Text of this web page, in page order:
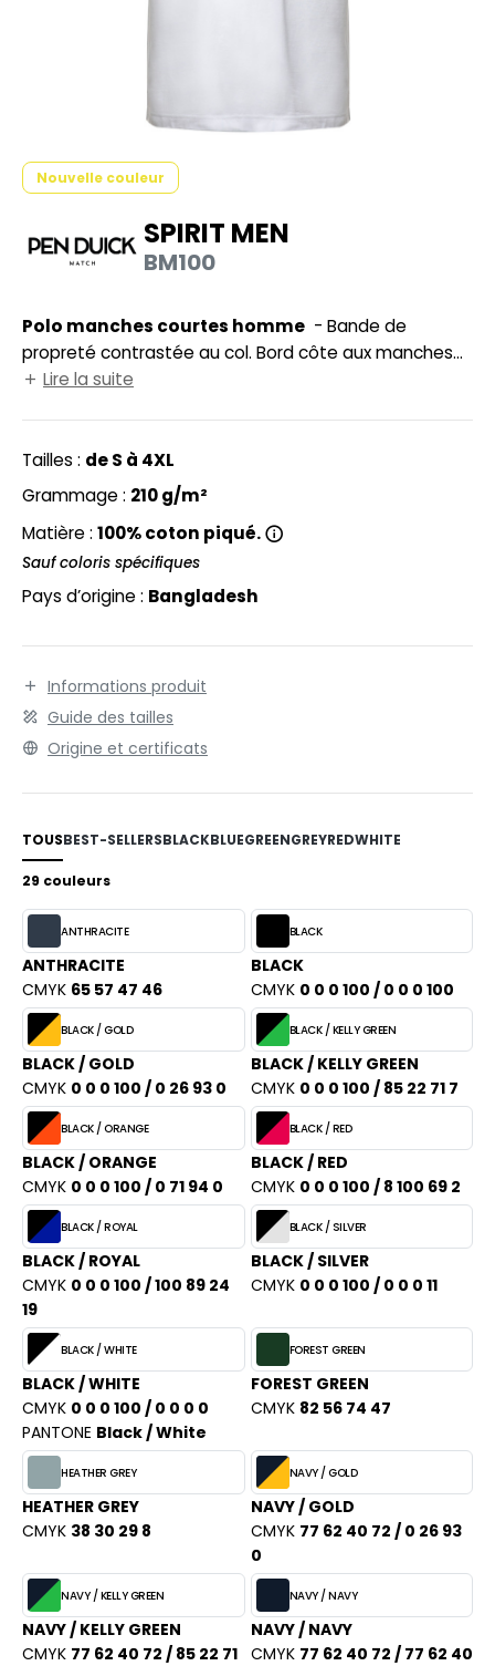
MODULABLES
LABEL / TEAR AWAY
SHIRT
SHIRT
PROFESSIONNELLE
- BLOUSON
Nouvelle couleur
SPIRIT MEN
BM100
Polo manches courtes homme
propreté contrastée au col. Bord côte aux manches
et col. Plaquette 3 boutons de couleurs contrastées.
Lire la suite
Tailles : de S à 4XL
Grammage : 210 g/m²
Matière : 100% coton piqué.
Sauf coloris spécifiques
Pays d’origine : Bangladesh
Informations produit
Guide des tailles
Origine et certificats
TOUSBEST-SELLERSBLACKBLUEGREENGREYREDWHITE
29 couleurs
ANTHRACITE
ANTHRACITE
CMYK 65 57 47 46
BLACK
BLACK
CMYK 0 0 0 100 / 0 0 0 100
BLACK / GOLD
BLACK / GOLD
CMYK 0 0 0 100 / 0 26 93 0
BLACK / KELLY GREEN
BLACK / KELLY GREEN
CMYK 0 0 0 100 / 85 22 71 7
BLACK / ORANGE
BLACK / ORANGE
CMYK 0 0 0 100 / 0 71 94 0
BLACK / RED
BLACK / RED
CMYK 0 0 0 100 / 8 100 69 2
BLACK / ROYAL
BLACK / ROYAL
CMYK 0 0 0 100 / 100 89 24
19
BLACK / SILVER
BLACK / SILVER
CMYK 0 0 0 100 / 0 0 0 11
BLACK / WHITE
BLACK / WHITE
CMYK 0 0 0 100 / 0 0 0 0
PANTONE Black / White
FOREST GREEN
FOREST GREEN
CMYK 82 56 74 47
HEATHER GREY
HEATHER GREY
CMYK 38 30 29 8
NAVY / GOLD
NAVY / GOLD
CMYK 77 62 40 72 / 0 26 93
0
NAVY / KELLY GREEN
NAVY / KELLY GREEN
CMYK 77 62 40 72 / 85 22 71
NAVY / NAVY
NAVY / NAVY
CMYK 77 62 40 72 / 77 62 40